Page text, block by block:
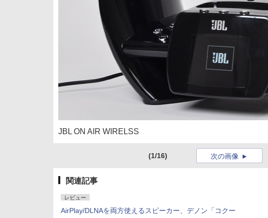
JBL ON AIR WIRELSS
(1/16) 次の画像
関連記事
レビュー
AirPlay/DLNAを両方使えるスピーカー、デノン「コクー